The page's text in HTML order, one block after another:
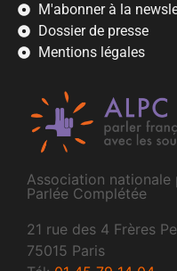
Association nationale
Parlée Complétée
21 rue des 4 Frères
75015 Paris
M'abonner à la
Dossier de presse
Mentions légales